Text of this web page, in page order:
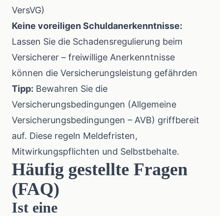
VersVG)
Keine voreiligen Schuldanerkenntnisse:
Lassen Sie die Schadensregulierung beim
Versicherer – freiwillige Anerkenntnisse
können die Versicherungsleistung gefährden
Tipp: Bewahren Sie die
Versicherungsbedingungen (Allgemeine
Versicherungsbedingungen – AVB) griffbereit
auf. Diese regeln Meldefristen,
Mitwirkungspflichten und Selbstbehalte.
Häufig gestellte Fragen
(FAQ)
Ist eine